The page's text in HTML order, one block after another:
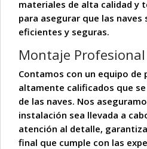
materiales de alta calidad y
para asegurar que las naves
eficientes y seguras.
Montaje Profesional
Contamos con un equipo de
altamente calificados que
de las naves. Nos
instalación sea llevada a
atención al detalle,
final que cumple con las